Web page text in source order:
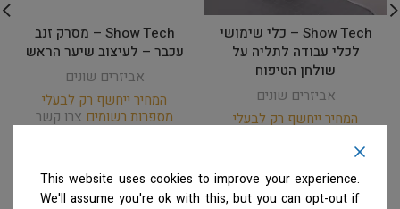
Show Tech – כלי שימושי
לכלי עבודה לתליה על
שולחן הטיפוח
אביזרים שונים
המחיר ייחשף רק לבעלי
Show Tech – מסרק זנב
עכבר – לעיצוב שיער הראש
אביזרים שונים
המחיר ייחשף רק לבעלי
מספרות רשומים צרו קשר
This website uses cookies to improve your experience.
We'll assume you're ok with this, but you can opt-out if